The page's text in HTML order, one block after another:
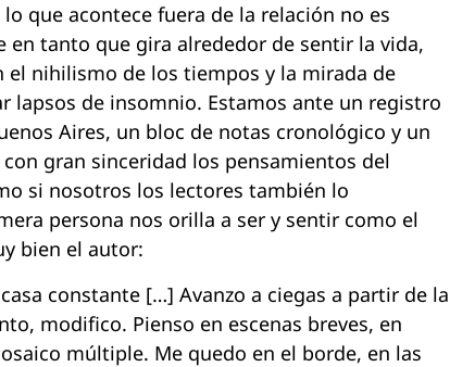
que acontece fuera de la relación no es
tanto que gira alrededor de sentir la vida,
el nihilismo de los tiempos y la mirada de
lapsos de insomnio. Estamos ante un registro
Aires, un bloc de notas cronológico y un
gran sinceridad los pensamientos del
si nosotros los lectores también lo
persona nos orilla a ser y sentir como el
bien el autor:
constante […] Avanzo a ciegas a partir de la
modifico. Pienso en escenas breves, en
múltiple. Me quedo en el borde, en las